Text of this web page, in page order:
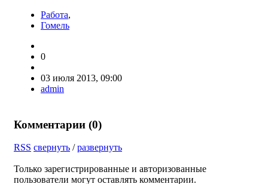
Работа,
Гомель
0
03 июля 2013, 09:00
admin
Комментарии (0)
RSS свернуть /развернуть
Только зарегистрированные и авторизованные
пользователи могут оставлять комментарии.